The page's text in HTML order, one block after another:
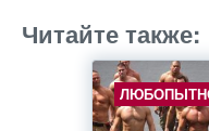
Читайте также: